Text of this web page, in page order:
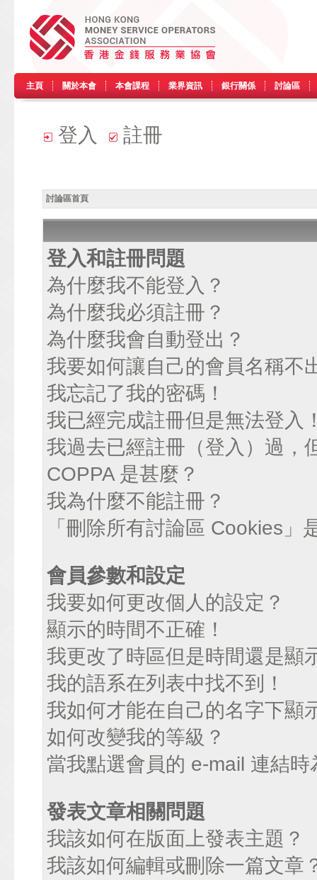
主頁 關於本會 本會課程 業界資訊 銀行關係 討論區
登入 註冊
討論區首頁
登入和註冊問題
為什麼我不能登入？
為什麼我必須註冊？
為什麼我會自動登出？
我要如何讓自己的會員名稱不
我忘記了我的密碼！
我已經完成註冊但是無法登入
我過去已經註冊（登入）過，
COPPA 是甚麼？
我為什麼不能註冊？
「刪除所有討論區 Cookies」
會員參數和設定
我要如何更改個人的設定？
顯示的時間不正確！
我更改了時區但是時間還是顯
我的語系在列表中找不到！
我如何才能在自己的名字下顯
如何改變我的等級？
當我點選會員的 e-mail 連結
發表文章相關問題
我該如何在版面上發表主題？
我該如何編輯或刪除一篇文章